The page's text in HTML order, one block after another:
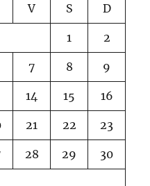
V S D
1 2
7 8 9
14 15 16
21 22 23
28 29 30